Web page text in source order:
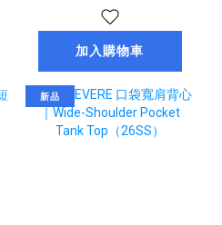
加入購物車
新品